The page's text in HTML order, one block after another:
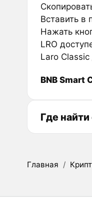
Вставить в
Нажать
LRO
Laro
BNB Smart
Где
Главная /